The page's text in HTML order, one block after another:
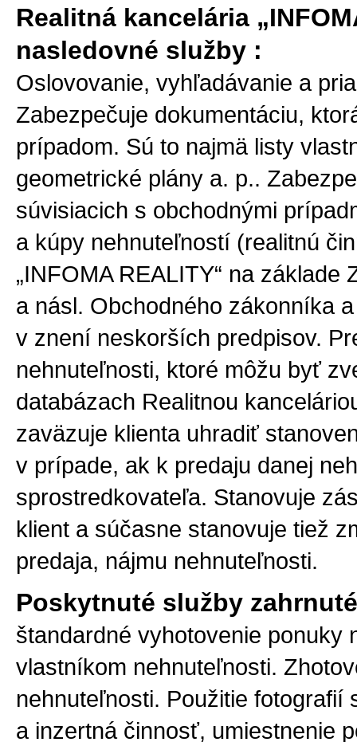
Realitná kancelária
nasledovné služby :
Oslovovanie, vyhľadávanie a
Zabezpečuje dokumentáciu,
prípadom. Sú to najmä listy
geometrické plány a. p..
súvisiacich s obchodnými
a kúpy nehnuteľností (realitnú
„INFOMA REALITY“ na
a násl. Obchodného zákonníka
v znení neskorších predpisov.
nehnuteľnosti, ktoré môžu byť
databázach Realitnou
zaväzuje klienta uhradiť
v prípade, ak k predaju danej
sprostredkovateľa. Stanovuje
klient a súčasne stanovuje tiež
predaja, nájmu nehnuteľnosti.
Poskytnuté služby
štandardné vyhotovenie ponuky
vlastníkom nehnuteľnosti.
nehnuteľnosti. Použitie fotografií
a inzertná činnosť, umiestnenie